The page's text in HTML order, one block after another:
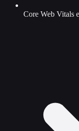
Core Web Vitals